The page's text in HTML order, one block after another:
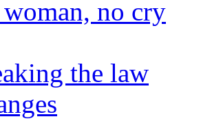
no cry
the law